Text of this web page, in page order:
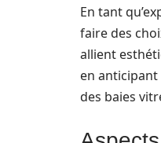
En tant
faire des
allient
en
des baies